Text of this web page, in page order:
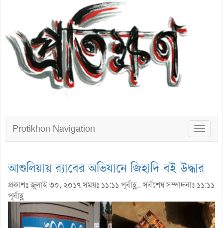
Toggle
Protikhon Navigation
আশুলিয়ায় র‌্যাবের অভিযানে জিহাদি বই উদ্ধার
প্রকাশঃ জুলাই ৩০, ২০১৭ সময়ঃ ১১:১১ পূর্বাহ্ণ.. সর্বশেষ সম্পাদনাঃ ১১:১১
পূর্বাহ্ণ